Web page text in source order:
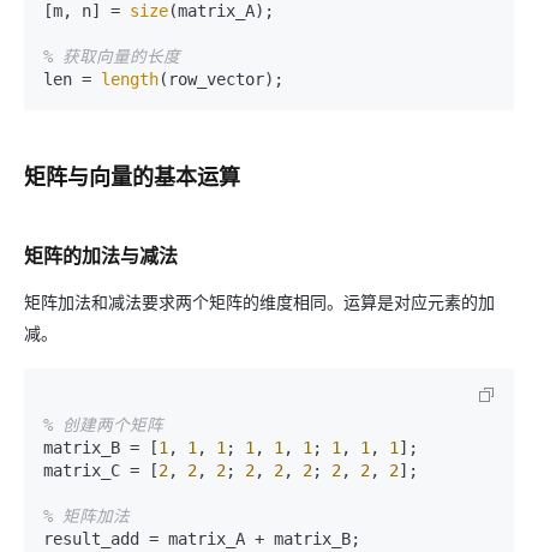
[m, n] = size(matrix_A);
% 获取向量的长度
len = length
矩阵与向量的基本运算
矩阵的加法与减法
矩阵加法和减法要求两个矩阵的维度相同。运算是对应元素的加
减。
% 创建两个矩阵
matrix_B = [1 , 1 , 1 ; 1 , 1 , 1 ; 1 , 1 , 1 ];
matrix_C = [2, 2, 2; 2, 2, 2; 2, 2, 2];
% 矩阵加法
result_add = matrix_A + matrix_B;